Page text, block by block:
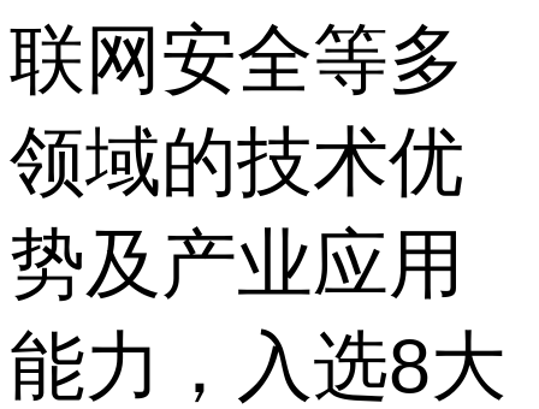
联网安全等多
领域的技术优
势及产业应用
能力，入选8大